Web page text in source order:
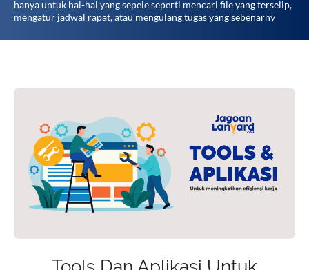
hanya untuk hal-hal yang sepele seperti mencari file yang terselip,
mengatur jadwal rapat, atau mengulang tugas yang sebenarny